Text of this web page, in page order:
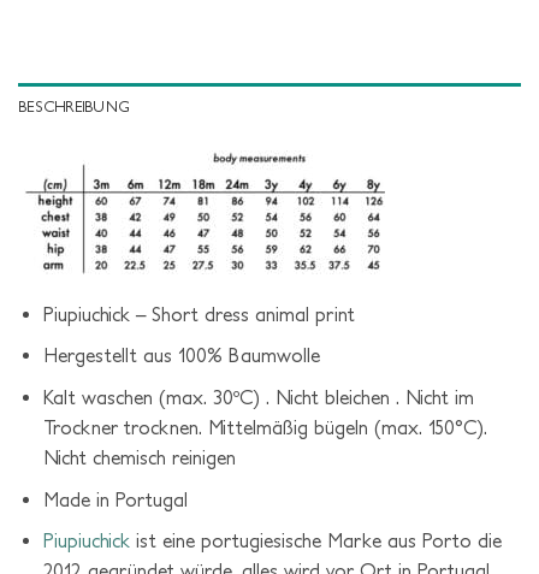
BESCHREIBUNG
Piupiuchick – Short dress animal print
Hergestellt aus 100% Baumwolle
Kalt waschen (max. 30ºC) . Nicht bleichen . Nicht im
Trockner trocknen. Mittelmäßig bügeln (max. 150°C).
Nicht chemisch reinigen